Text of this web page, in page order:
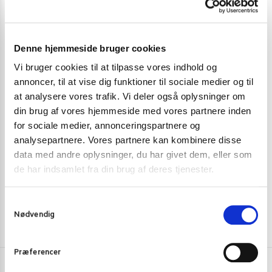
Denne hjemmeside bruger cookies
Vi bruger cookies til at tilpasse vores indhold og
annoncer, til at vise dig funktioner til sociale medier og til
at analysere vores trafik. Vi deler også oplysninger om
din brug af vores hjemmeside med vores partnere inden
for sociale medier, annonceringspartnere og
analysepartnere. Vores partnere kan kombinere disse
data med andre oplysninger, du har givet dem, eller som
de har indsamlet fra din brug af deres tjenester.
Nødvendig
Præferencer
KØKKENKNIVE OG REDSKABER
Steel chopper (20 cm)
179,00kr.
Tilføj til kurv
KØKKENKNIVE
Kiwi
99,00